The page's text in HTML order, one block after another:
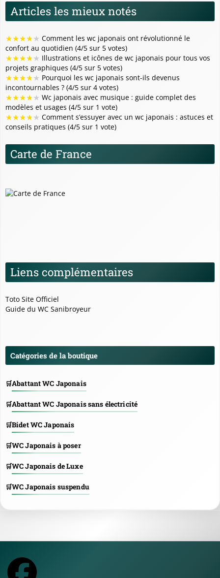
Articles les mieux notés
★★★★★ Comment les wc japonais ont révolutionné le
confort au quotidien (4/5 sur 5 votes)
★★★★★ Illustrations et icônes de wc japonais pour tous vos
projets graphiques (4/5 sur 5 votes)
★★★★★ Pourquoi les wc japonais sont-ils devenus
incontournables ? (4/5 sur 4 votes)
★★★★★ Wc japonais avec musique : guide complet des
modèles et usages (4/5 sur 1 vote)
★★★★★ Comment s’essuyer avec un wc japonais : astuces et
conseils pratiques (4/5 sur 1 vote)
Carte de France
Liens complémentaires
Toto Site Officiel
Guide du WC Sanibroyeur
Catégories de la boutique
Abattant WC Japonais
Abattant WC Japonais sans électricité
Bidet WC Japonais
WC Japonais à poser
WC Japonais de Luxe
WC Japonais suspendu